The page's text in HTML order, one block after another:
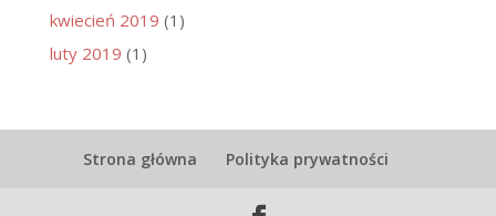
kwiecień 2019 (1)
luty 2019 (1)
Strona główna Polityka prywatności